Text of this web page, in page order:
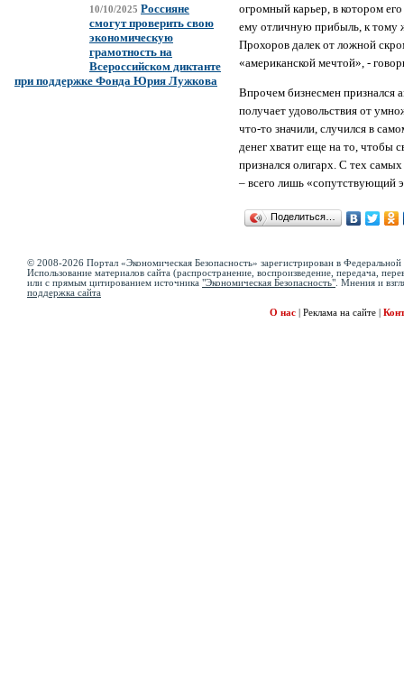
10/10/2025 Россияне
смогут проверить свою
экономическую
грамотность на
Всероссийском диктанте
при поддержке Фонда Юрия Лужкова
огромный карьер, в котором
ему отличную прибыль, к тому
Прохоров далек от ложной
«американской мечтой», -
Впрочем бизнесмен признался
получает удовольствия от
что-то значили, случился в
денег хватит еще на то, чтобы
признался олигарх. С тех
– всего лишь «сопутствующий
Поделиться…
© 2008-2026 Портал «Экономическая Безопасность» зарегистрирован в
Использование материалов сайта (распространение, воспроизведение, передача,
или с прямым цитированием источника "Экономическая Безопасность" . Мнения и
поддержка сайта
О нас
Реклама на сайте